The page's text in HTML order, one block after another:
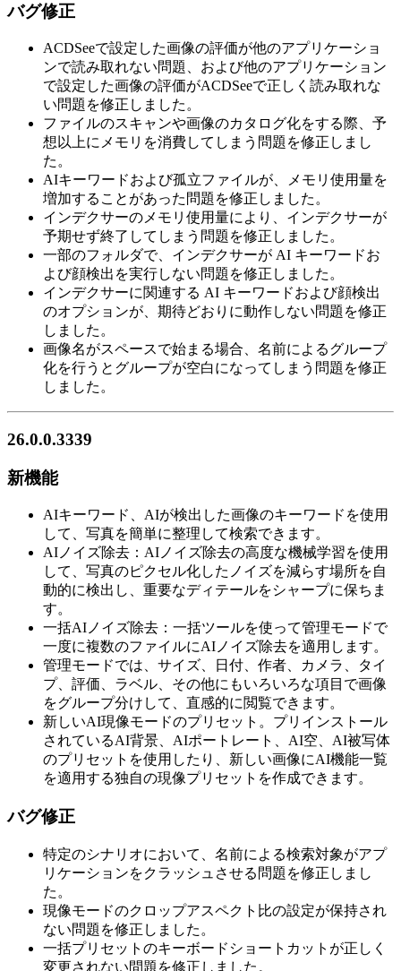
バグ修正
ACDSeeで設定した画像の評価が他のアプリケーショ
ンで読み取れない問題、および他のアプリケーション
で設定した画像の評価がACDSeeで正しく読み取れな
い問題を修正しました。
ファイルのスキャンや画像のカタログ化をする際、予
想以上にメモリを消費してしまう問題を修正しまし
た。
AIキーワードおよび孤立ファイルが、メモリ使用量を
増加することがあった問題を修正しました。
インデクサーのメモリ使用量により、インデクサーが
予期せず終了してしまう問題を修正しました。
一部のフォルダで、インデクサーが AI キーワードお
よび顔検出を実行しない問題を修正しました。
インデクサーに関連する AI キーワードおよび顔検出
のオプションが、期待どおりに動作しない問題を修正
しました。
画像名がスペースで始まる場合、名前によるグループ
化を行うとグループが空白になってしまう問題を修正
しました。
26.0.0.3339
新機能
AIキーワード、AIが検出した画像のキーワードを使用
して、写真を簡単に整理して検索できます。
AIノイズ除去：AIノイズ除去の高度な機械学習を使用
して、写真のピクセル化したノイズを減らす場所を自
動的に検出し、重要なディテールをシャープに保ちま
す。
一括AIノイズ除去：一括ツールを使って管理モードで
一度に複数のファイルにAIノイズ除去を適用します。
管理モードでは、サイズ、日付、作者、カメラ、タイ
プ、評価、ラベル、その他にもいろいろな項目で画像
をグループ分けして、直感的に閲覧できます。
新しいAI現像モードのプリセット。プリインストール
されているAI背景、AIポートレート、AI空、AI被写体
のプリセットを使用したり、新しい画像にAI機能一覧
を適用する独自の現像プリセットを作成できます。
バグ修正
特定のシナリオにおいて、名前による検索対象がアプ
リケーションをクラッシュさせる問題を修正しまし
た。
現像モードのクロップアスペクト比の設定が保持され
ない問題を修正しました。
一括プリセットのキーボードショートカットが正しく
変更されない問題を修正しました。